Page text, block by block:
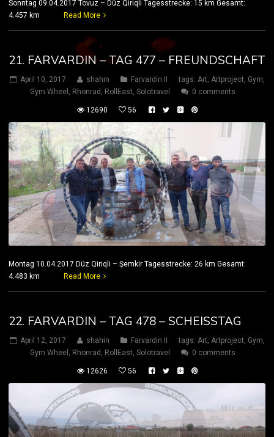
Sonntag 09.04.2017 Tovuz – Düz Qiriqli Tagesstrecke: 15 km Gesamt:
4.457 km
Read More
21. FARVARDIN – TAG 477 – FREUNDSCHAFT
April 10, 2017 shahin Farvardin II tags: Art, Artproject, Gym,
Gym Wheel , Rhönrad , RollEast, Solotravel 0 comments
12690 56
Montag 10.04.2017 Düz Qiriqli – Şemkir Tagesstrecke: 26 km Gesamt:
4.483 km
Read More
22. FARVARDIN – TAG 478 – SCHEISSTAG
April 12, 2017 shahin Farvardin II tags: Art, Artproject, Gym,
Gym Wheel , Rhönrad , RollEast, Solotravel 0 comments
12626 56